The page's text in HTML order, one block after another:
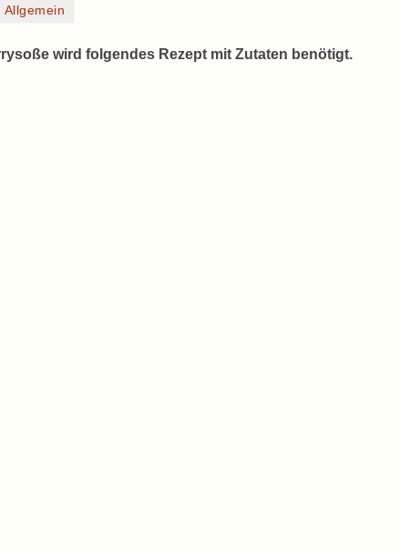
Allgemein
wird folgendes Rezept mit Zutaten benötigt.